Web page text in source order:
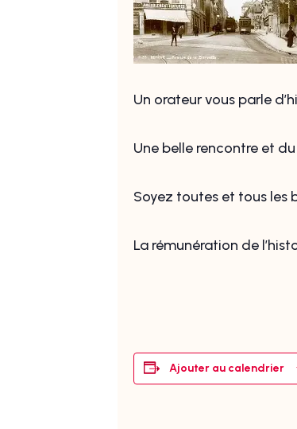
Un orateur vous parle
Une belle rencontre et
Soyez toutes et tous les
La rémunération de
Ajouter au calendrier